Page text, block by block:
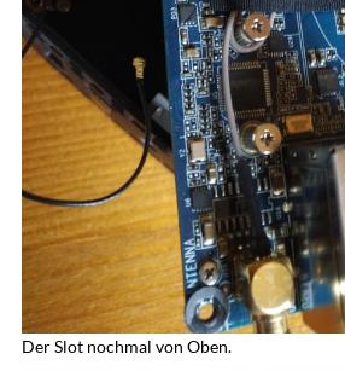
Der Slot nochmal von Oben.